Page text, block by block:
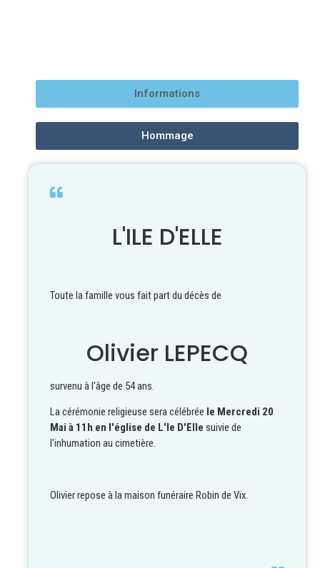
Informations
Hommage
L'ILE D'ELLE
Toute la famille vous fait part du décès de
Olivier LEPECQ
survenu à l'âge de 54 ans.
La cérémonie religieuse sera célébrée le Mercredi 20
Mai à 11h en l'église de L'le D'Elle suivie de
l'inhumation au cimetière.
Olivier repose à la maison funéraire Robin de Vix.